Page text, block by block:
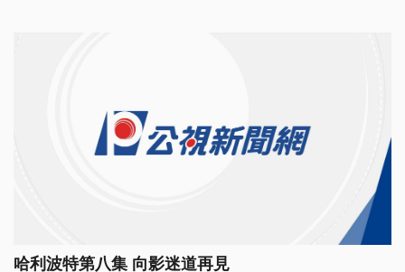
哈利波特第八集 向影迷道再見